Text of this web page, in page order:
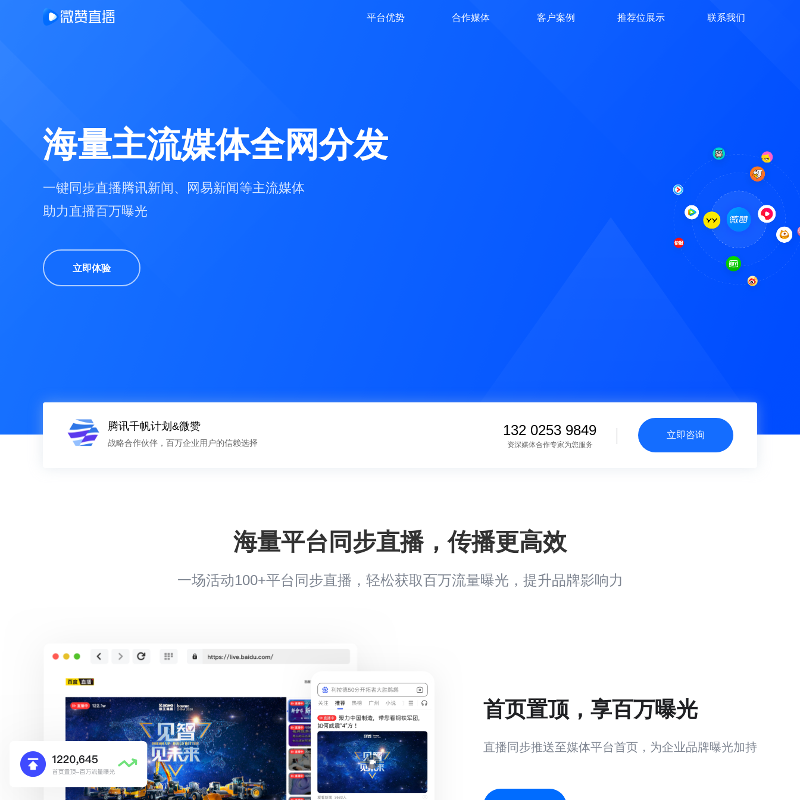
平台优势 合作媒体 客户案例 推荐位展示 联系我们
海量主流媒体全网分发
一键同步直播腾讯新闻、网易新闻等主流媒体
助力直播百万曝光
立即体验
腾讯千帆计划&微赞
战略合作伙伴，百万企业用户的信赖选择
132 0253 9849
资深媒体合作专家为您服务
立即咨询
海量平台同步直播，传播更高效
一场活动100+平台同步直播，轻松获取百万流量曝光，提升品牌影响力
首页置顶，享百万曝光
直播同步推送至媒体平台首页，为企业品牌曝光加持